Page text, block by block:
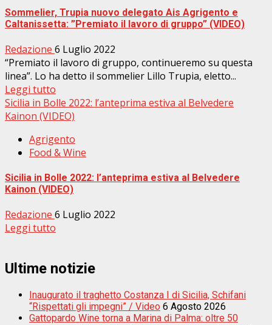
Sommelier, Trupia nuovo delegato Ais Agrigento e
Caltanissetta: ”Premiato il lavoro di gruppo” (VIDEO)
Redazione 6 Luglio 2022
“Premiato il lavoro di gruppo, continueremo su questa
linea”. Lo ha detto il sommelier Lillo Trupia, eletto...
Leggi tutto
Sicilia in Bolle 2022: l’anteprima estiva al Belvedere
Kainon (VIDEO)
Agrigento
Food & Wine
Sicilia in Bolle 2022: l’anteprima estiva al Belvedere
Kainon (VIDEO)
Redazione 6 Luglio 2022
Leggi tutto
Ultime notizie
Inaugurato il traghetto Costanza I di Sicilia, Schifani
“Rispettati gli impegni” / Video 6 Agosto 2026
Gattopardo Wine torna a Marina di Palma: oltre 50